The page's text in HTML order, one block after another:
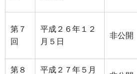
第７
回
平成２６年１２
月５日
非公開
第８
平成２７年５月